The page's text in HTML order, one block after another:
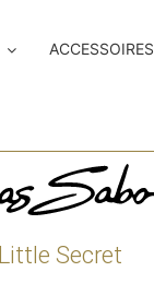
ACCESSOIRES
Secret